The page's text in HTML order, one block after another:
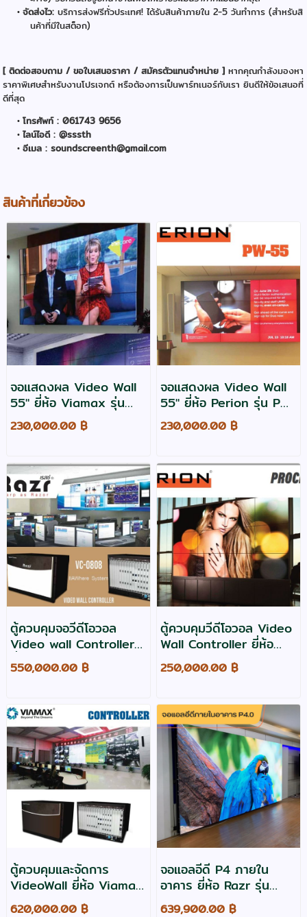
จัดส่งไว:บริการส่งฟรีทั่วประเทศ! ได้รับสินค้าภายใน 2-5 วันทำการ (สำหรับสิ
นค้าที่มีในสต็อก)
[ ติดต่อสอบถาม / ขอใบเสนอราคา / สมัครตัวแทนจำหน่าย ]หากคุณกำลังมองหา
ราคาพิเศษสำหรับงานโปรเจกต์ หรือต้องการเป็นพาร์ทเนอร์กับเรา ยินดีให้ข้อเสนอที่
ดีที่สุด
โทรศัพท์ : 061743 9656
ไลน์ไอดี : @sssth
อีเมล : soundscreenth@gmail.com
สินค้าที่เกี่ยวข้อง
จอแสดงผล Video Wall
55" ยี่ห้อ Viamax รุ่น
VIA55VW
230,000.00 ฿
จอแสดงผล Video Wall
55" ยี่ห้อ Perion รุ่น PW-
55
230,000.00 ฿
ตู้ควบคุมจอวีดีโอวอล
Video wall Controller
ยี่ห้อ Razr รุ่น VC0808
550,000.00 ฿
ตู้ควบคุมวีดีโอวอล Video
Wall Controller ยี่ห้อ
Perion รุ่น P-8044
250,000.00 ฿
ตู้ควบคุมและจัดการ
VideoWall ยี่ห้อ Viamax
รุ่น VIA-VC8
620,000.00 ฿
จอแอลอีดี P4 ภายใน
อาคาร ยี่ห้อ Razr รุ่น
UIRx 4 ขนาด 3.84*1.92
639,900.00 ฿